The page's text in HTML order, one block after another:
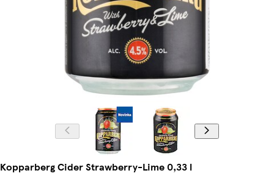
Kopparberg Cider Strawberry-Lime 0,33 l